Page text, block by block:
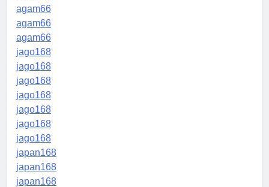
agam66
agam66
agam66
jago168
jago168
jago168
jago168
jago168
jago168
jago168
japan168
japan168
japan168